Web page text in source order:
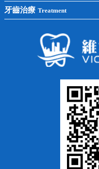
半口種植
全口種植
黃黑牙
常見問題
兒童矯正
牙列不齊
全瓷牙
牙齒治療 Treatment
牙齦出血